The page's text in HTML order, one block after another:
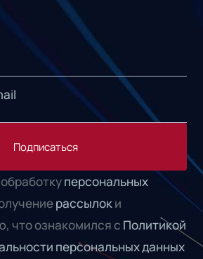
Подписаться
персональных
рассылоки
что ознакомился с Политикой
персональных данных